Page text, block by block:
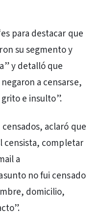
para destacar que
su segmento y
y detalló que
a censarse,
e insulto”.
aclaró que
censista, completar
a
no fui censado
domicilio,